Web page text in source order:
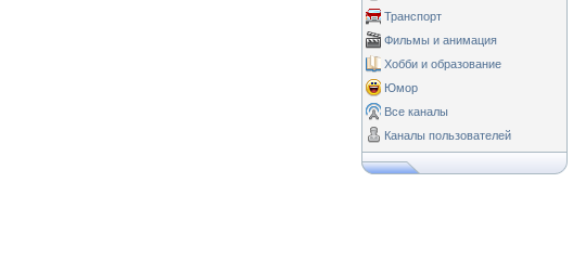
Транспорт
Фильмы и анимация
Хобби и образование
Юмор
Все каналы
Каналы пользователей